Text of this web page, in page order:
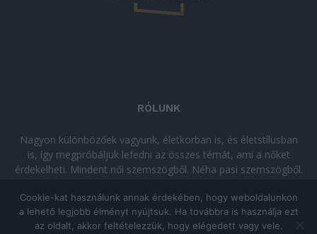
RÓLUNK
Nagyon különbözőek vagyunk, életkorban is, és életstílusban
is, így megpróbáljuk lefedni az összes témát, ami a nőket
érdekelheti. Mindent női szemszögből. Néha pasi szemszögből.
kikapcsolódásra vágysz!
Cookie-kat használunk annak érdekében, hogy weboldalunkon
a lehető legjobb élményt nyújtsuk. Ha továbbra is használja ezt
az oldalt, akkor feltételezzük, hogy elégedett vagy vele.